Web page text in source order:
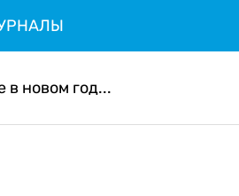
в новом год...